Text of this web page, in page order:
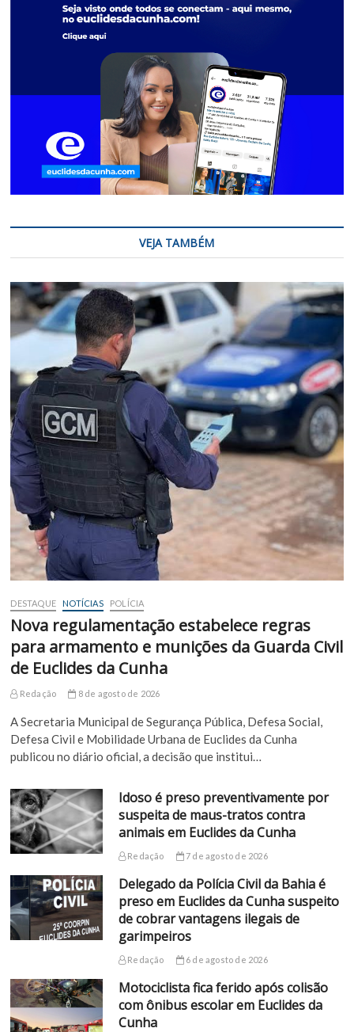
VEJA TAMBÉM
DESTAQUE NOTÍCIAS POLÍCIA
Nova regulamentação estabelece regras
para armamento e munições da Guarda Civil
de Euclides da Cunha
Redação 8 de agosto de 2026
A Secretaria Municipal de Segurança Pública, Defesa Social,
Defesa Civil e Mobilidade Urbana de Euclides da Cunha
publicou no diário oficial, a decisão que institui…
Idoso é preso preventivamente por
suspeita de maus-tratos contra
animais em Euclides da Cunha
Redação 7 de agosto de 2026
Delegado da Polícia Civil da Bahia é
preso em Euclides da Cunha suspeito
de cobrar vantagens ilegais de
garimpeiros
Redação 6 de agosto de 2026
Motociclista fica ferido após colisão
com ônibus escolar em Euclides da
Cunha